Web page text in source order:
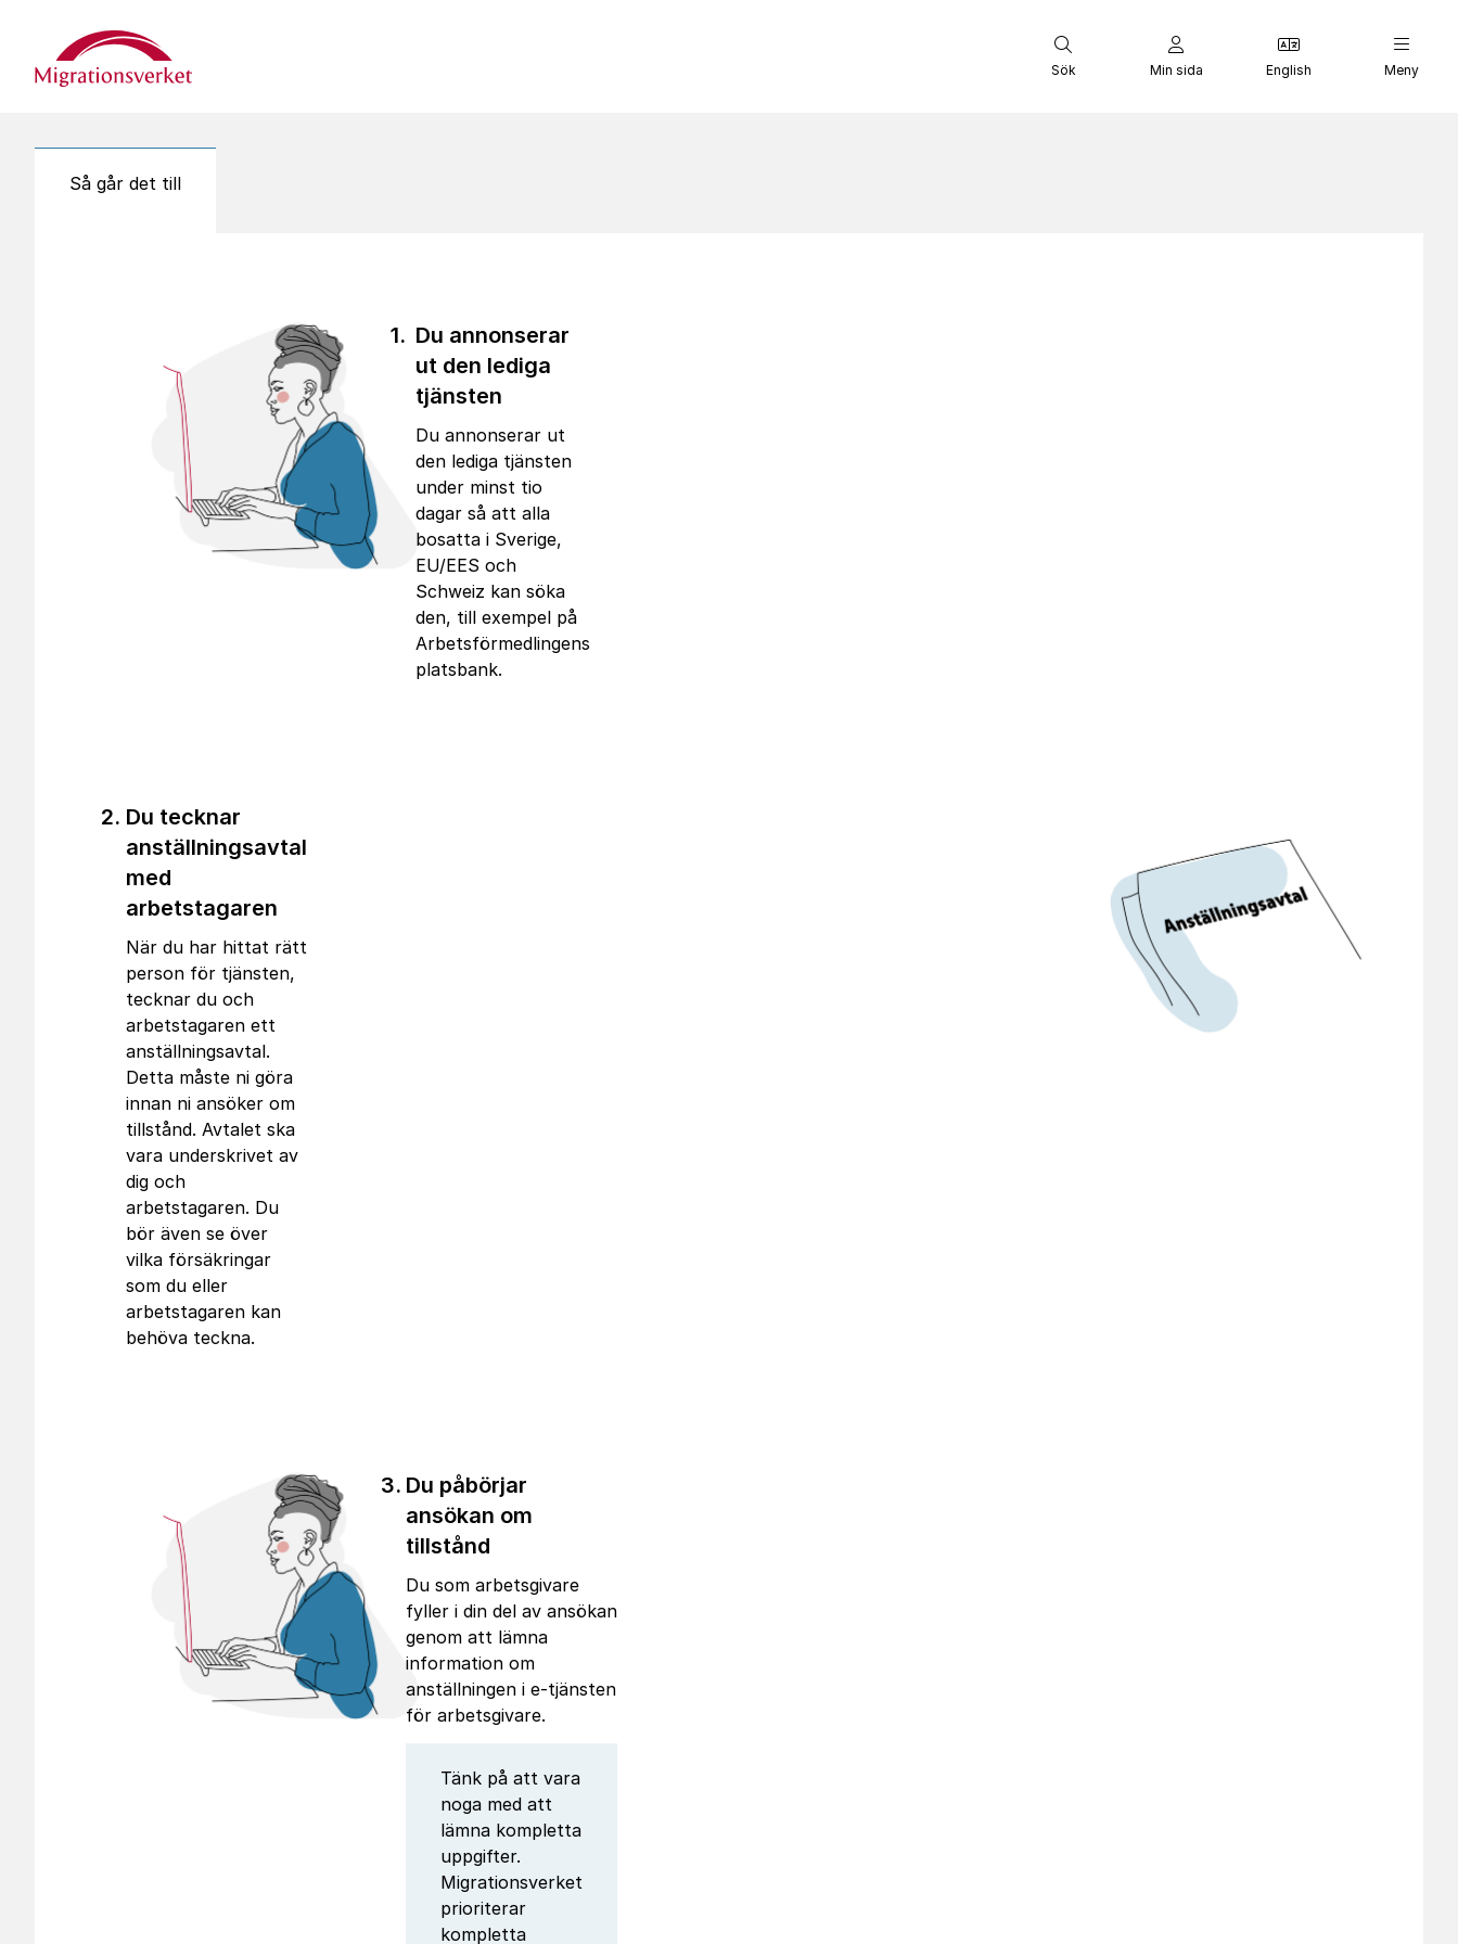
Start
Sök Min sida English Meny
Så går det till
Du annonserar
ut den lediga
tjänsten
Du annonserar ut
den lediga tjänsten
under minst tio
dagar så att alla
bosatta i Sverige,
EU/EES och
Schweiz kan söka
den, till exempel på
Arbetsförmedlingens
platsbank.
Du tecknar
anställningsavtal
med
arbetstagaren
När du har hittat rätt
person för tjänsten,
tecknar du och
arbetstagaren ett
anställningsavtal.
Detta måste ni göra
innan ni ansöker om
tillstånd. Avtalet ska
vara underskrivet av
dig och
arbetstagaren. Du
bör även se över
vilka försäkringar
som du eller
arbetstagaren kan
behöva teckna.
Du påbörjar
ansökan om
tillstånd
Du som arbetsgivare
fyller i din del av ansökan
genom att lämna
information om
anställningen i e-tjänsten
för arbetsgivare.
Tänk på att vara
noga med att
lämna kompletta
uppgifter.
Migrationsverket
prioriterar
kompletta